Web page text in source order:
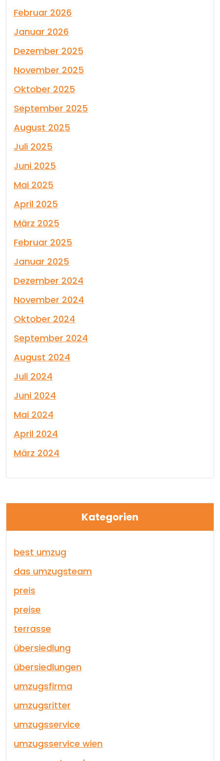
Februar 2026
Januar 2026
Dezember 2025
November 2025
Oktober 2025
September 2025
August 2025
Juli 2025
Juni 2025
Mai 2025
April 2025
März 2025
Februar 2025
Januar 2025
Dezember 2024
November 2024
Oktober 2024
September 2024
August 2024
Juli 2024
Juni 2024
Mai 2024
April 2024
März 2024
Kategorien
best umzug
das umzugsteam
preis
preise
terrasse
übersiedlung
übersiedlungen
umzugsfirma
umzugsritter
umzugsservice
umzugsservice wien